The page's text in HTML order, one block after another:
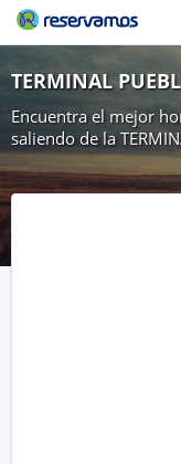
TERMINAL
Encuentra el mejor
saliendo de la